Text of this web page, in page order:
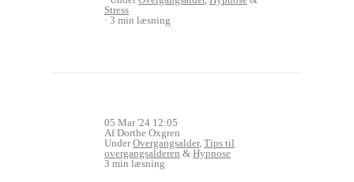
Stress
3 min læsning
05 Mar '24 12:05
Af Dorthe Oxgren
UnderOvergangsalder, Tips til
overgangsalderen & Hypnose
3 min læsning